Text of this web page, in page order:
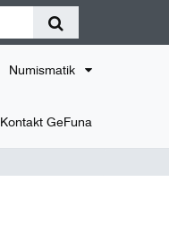
Numismatik
Kontakt GeFuna